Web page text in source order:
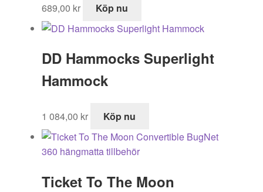
689,00 kr Köp nu
DD Hammocks Superlight
Hammock
1 084,00 kr Köp nu
Ticket To The Moon